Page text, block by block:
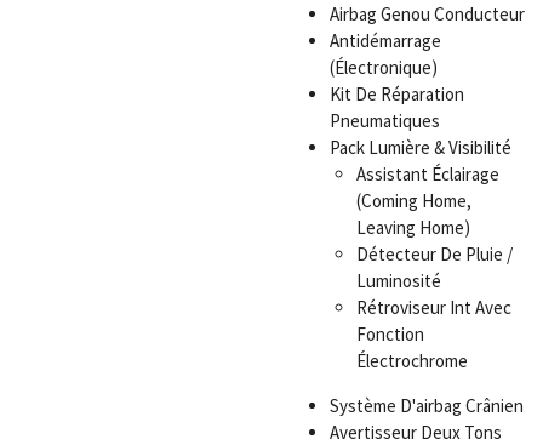
Airbag Genou Conducteur
Antidémarrage
(Électronique)
Kit De Réparation
Pneumatiques
Pack Lumière & Visibilité
Assistant Éclairage
(Coming Home,
Leaving Home)
Détecteur De Pluie /
Luminosité
Rétroviseur Int Avec
Fonction
Électrochrome
Système D'airbag Crânien
Avertisseur Deux Tons